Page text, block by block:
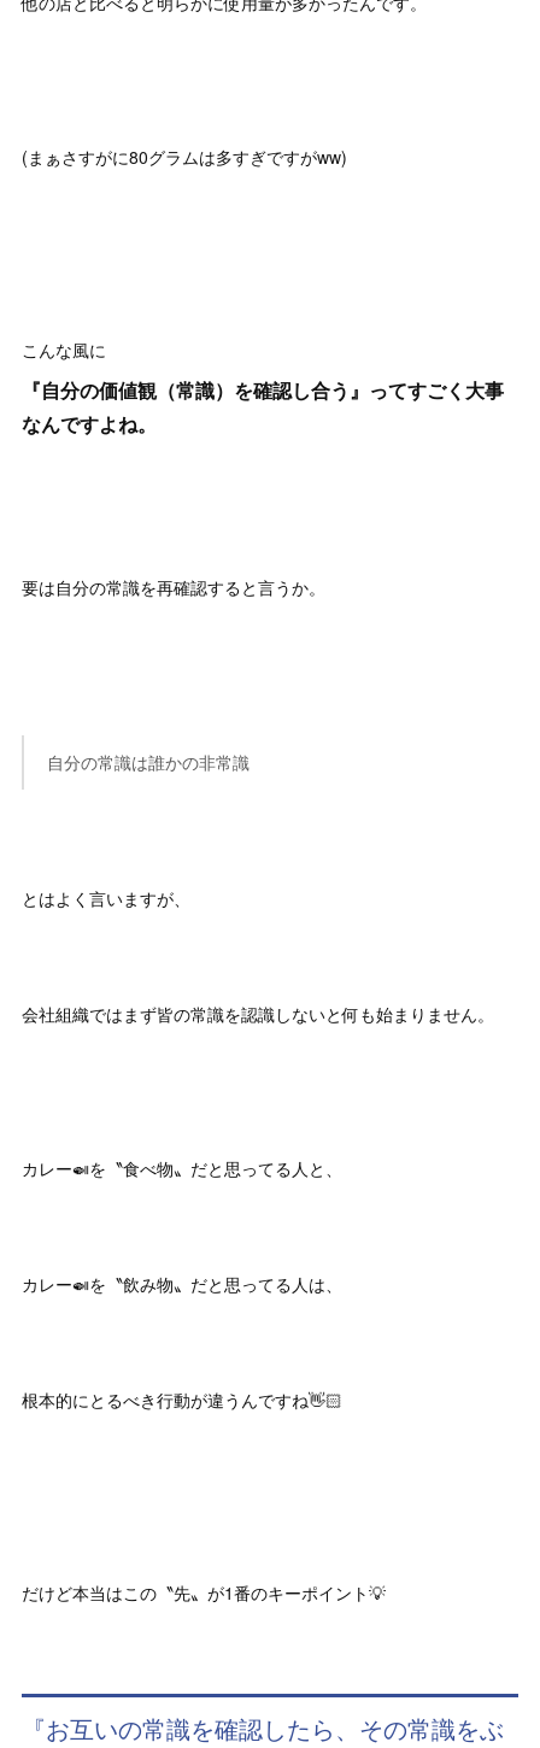
(まぁさすがに80グラムは多すぎですがww)
こんな風に
『自分の価値観（常識）を確認し合う』ってすごく大事
なんですよね。
要は自分の常識を再確認すると言うか。
自分の常識は誰かの非常識
とはよく言いますが、
会社組織ではまず皆の常識を認識しないと何も始まりません。
カレー🍛を〝食べ物〟だと思ってる人と、
カレー🍛を〝飲み物〟だと思ってる人は、
根本的にとるべき行動が違うんですね👋🏻
だけど本当はこの〝先〟が1番のキーポイント💡
『お互いの常識を確認したら、その常識をぶ